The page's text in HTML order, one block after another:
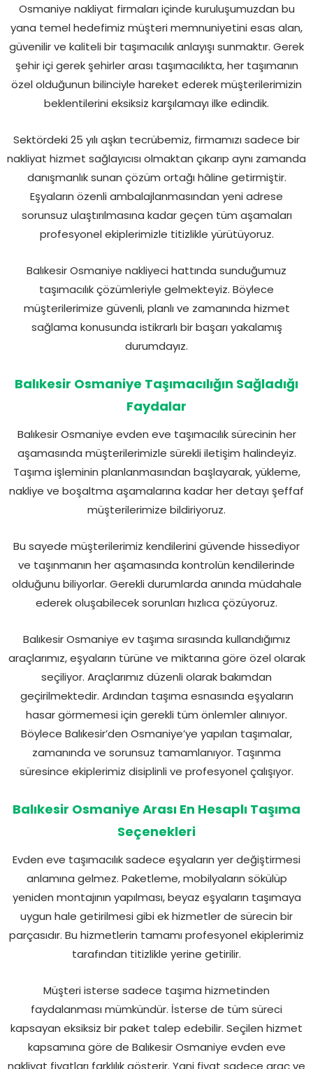
Osmaniye nakliyat firmaları içinde kuruluşumuzdan bu
yana temel hedefimiz müşteri memnuniyetini esas alan,
güvenilir ve kaliteli bir taşımacılık anlayışı sunmaktır. Gerek
şehir içi gerek şehirler arası taşımacılıkta, her taşımanın
özel olduğunun bilinciyle hareket ederek müşterilerimizin
beklentilerini eksiksiz karşılamayı ilke edindik.
Sektördeki 25 yılı aşkın tecrübemiz, firmamızı sadece bir
nakliyat hizmet sağlayıcısı olmaktan çıkarıp aynı zamanda
danışmanlık sunan çözüm ortağı hâline getirmiştir.
Eşyaların özenli ambalajlanmasından yeni adrese
sorunsuz ulaştırılmasına kadar geçen tüm aşamaları
profesyonel ekiplerimizle titizlikle yürütüyoruz.
Balıkesir Osmaniye nakliyeci hattında sunduğumuz
taşımacılık çözümleriyle gelmekteyiz. Böylece
müşterilerimize güvenli, planlı ve zamanında hizmet
sağlama konusunda istikrarlı bir başarı yakalamış
durumdayız.
Balıkesir Osmaniye Taşımacılığın Sağladığı
Faydalar
Balıkesir Osmaniye evden eve taşımacılık sürecinin her
aşamasında müşterilerimizle sürekli iletişim halindeyiz.
Taşıma işleminin planlanmasından başlayarak, yükleme,
nakliye ve boşaltma aşamalarına kadar her detayı şeffaf
müşterilerimize bildiriyoruz.
Bu sayede müşterilerimiz kendilerini güvende hissediyor
ve taşınmanın her aşamasında kontrolün kendilerinde
olduğunu biliyorlar. Gerekli durumlarda anında müdahale
ederek oluşabilecek sorunları hızlıca çözüyoruz.
Balıkesir Osmaniye ev taşıma sırasında kullandığımız
araçlarımız, eşyaların türüne ve miktarına göre özel olarak
seçiliyor. Araçlarımız düzenli olarak bakımdan
geçirilmektedir. Ardından taşıma esnasında eşyaların
hasar görmemesi için gerekli tüm önlemler alınıyor.
Böylece Balıkesir’den Osmaniye’ye yapılan taşımalar,
zamanında ve sorunsuz tamamlanıyor. Taşınma
süresince ekiplerimiz disiplinli ve profesyonel çalışıyor.
Balıkesir Osmaniye Arası En Hesaplı Taşıma
Seçenekleri
Evden eve taşımacılık sadece eşyaların yer değiştirmesi
anlamına gelmez. Paketleme, mobilyaların sökülüp
yeniden montajının yapılması, beyaz eşyaların taşımaya
uygun hale getirilmesi gibi ek hizmetler de sürecin bir
parçasıdır. Bu hizmetlerin tamamı profesyonel ekiplerimiz
tarafından titizlikle yerine getirilir.
Müşteri isterse sadece taşıma hizmetinden
faydalanması mümkündür. İsterse de tüm süreci
kapsayan eksiksiz bir paket talep edebilir. Seçilen hizmet
kapsamına göre de Balıkesir Osmaniye evden eve
nakliyat fiyatları farklılık gösterir. Yani fiyat sadece araç ve